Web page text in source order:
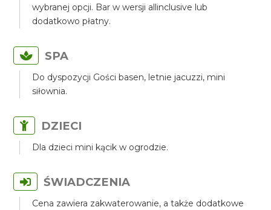
wybranej opcji. Bar w wersji allinclusive lub
dodatkowo płatny.
SPA
Do dyspozycji Gości basen, letnie jacuzzi, mini
siłownia.
DZIECI
Dla dzieci mini kącik w ogrodzie.
ŚWIADCZENIA
Cena zawiera zakwaterowanie, a także dodatkowe